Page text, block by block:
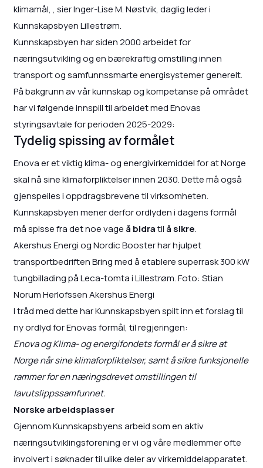
klimamål, , sier Inger-Lise M. Nøstvik, daglig leder i
Kunnskapsbyen Lillestrøm.
Kunnskapsbyen har siden 2000 arbeidet for
næringsutvikling og en bærekraftig omstilling innen
transport og samfunnssmarte energisystemer generelt.
På bakgrunn av vår kunnskap og kompetanse på området
har vi følgende innspill til arbeidet med Enovas
styringsavtale for perioden 2025-2029:
Tydelig spissing av formålet
Enova er et viktig klima- og energivirkemiddel for at Norge
skal nå sine klimaforpliktelser innen 2030. Dette må også
gjenspeiles i oppdragsbrevene til virksomheten.
Kunnskapsbyen mener derfor ordlyden i dagens formål
må spisse fra det noe vage å bidratil å sikre.
Akershus Energi og Nordic Booster har hjulpet
transportbedriften Bring med å etablere superrask 300 kW
tungbillading på Leca-tomta i Lillestrøm. Foto: Stian
Norum Herlofssen Akershus Energi
I tråd med dette har Kunnskapsbyen spilt inn et forslag til
ny ordlyd for Enovas formål, til regjeringen:
Enova og Klima- og energifondets formål er å sikre at
Norge når sine klimaforpliktelser, samt å sikre funksjonelle
rammer for en næringsdrevet omstillingen til
lavutslippssamfunnet.
Norske arbeidsplasser
Gjennom Kunnskapsbyens arbeid som en aktiv
næringsutviklingsforening er vi og våre medlemmer ofte
involvert i søknader til ulike deler av virkemiddelapparatet.